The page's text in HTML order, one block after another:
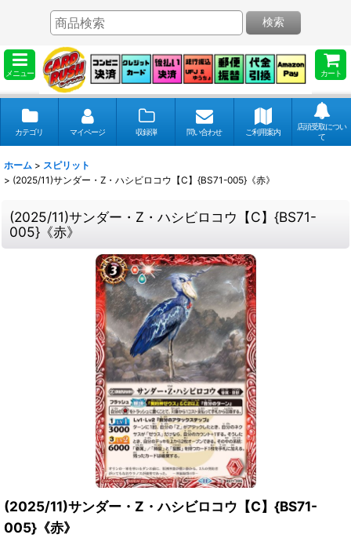
メニュー カート
検索
カテゴリ マイページ 収録弾 問い合わせ ご利用案内
店頭受取につい
て
ホーム > スピリット
> (2025/11)サンダー・Z・ハシビロコウ【C】{BS71-005}《赤》
(2025/11)サンダー・Z・ハシビロコウ【C】{BS71-
005}《赤》
(2025/11)サンダー・Z・ハシビロコウ【C】{BS71-
005}《赤》